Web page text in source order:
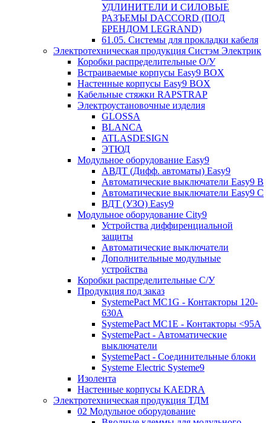
УДЛИНИТЕЛИ И СИЛОВЫЕ
РАЗЪЕМЫ DACCORD (ПОД
БРЕНДОМ LEGRAND)
61.05. Системы для прокладки кабеля
Электротехническая продукция Систэм Электрик
Коробки распределительные О/У
Встраиваемые корпусы Easy9 BOX
Настенные корпусы Easy9 BOX
Кабельные стяжки RAPSTRAP
Электроустановочные изделия
GLOSSA
BLANCA
ATLASDESIGN
ЭТЮД
Модульное оборудование Easy9
АВДТ (Дифф. автоматы) Easy9
Автоматические выключатели Easy9 В
Автоматические выключатели Easy9 С
ВДТ (УЗО) Easy9
Модульное оборудование City9
Устройства диффиренциальной
защиты
Автоматические выключатели
Дополнительные модульные
устройства
Коробки распределительные C/У
Продукция под заказ
SystemePact MC1G - Контакторы 120-
630A
SystemePact MC1E - Контакторы <95A
SystemePact - Автоматические
выключатели
SystemePact - Соединительные блоки
Systeme Electric Systeme9
Изолента
Настенные корпусы KAEDRA
Электротехническая продукция ТДМ
02 Модульное оборудование